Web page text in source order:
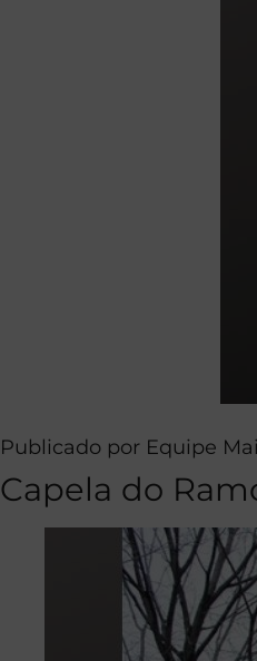
Publicado por Equipe
Capela do